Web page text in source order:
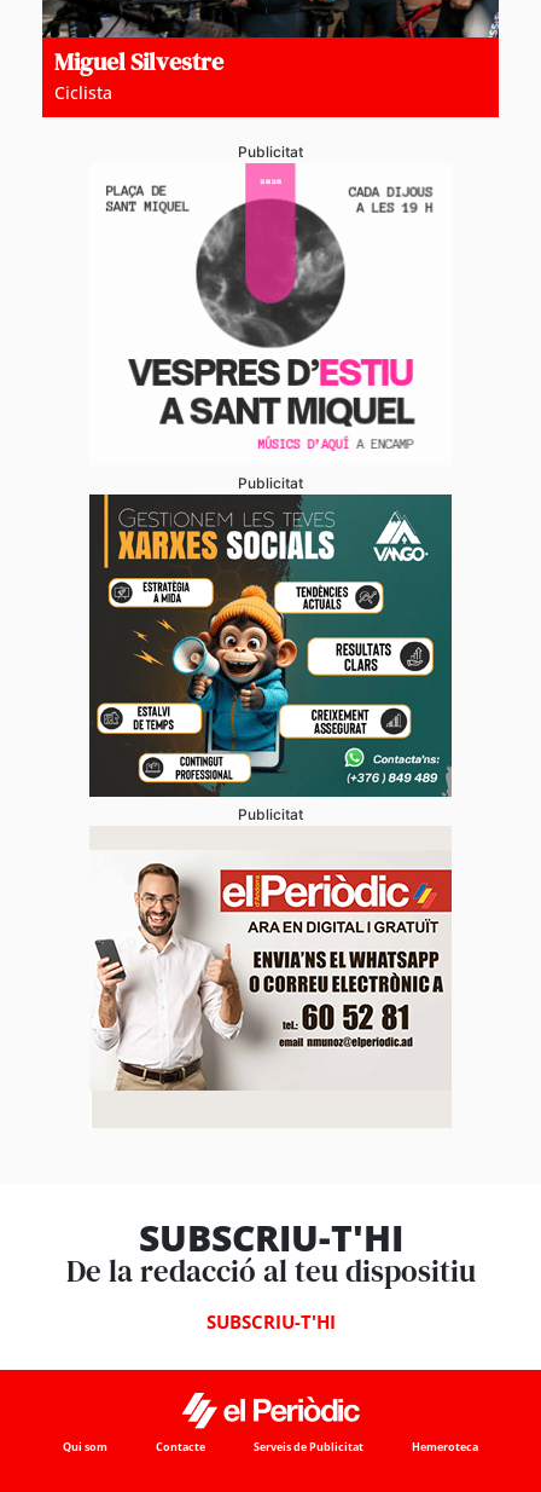
Miguel Silvestre
Ciclista
Publicitat
Publicitat
Publicitat
SUBSCRIU-T'HI
De la redacció al teu dispositiu
SUBSCRIU-T'HI
Qui som Contacte Serveis de Publicitat Hemeroteca